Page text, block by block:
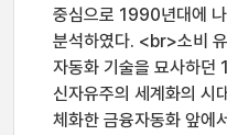
중심으로 1990년대에
분석하였다. <br>소비
자동화 기술을 묘사하던
신자유주의 세계화의 시
체화한 금융자동화 앞에